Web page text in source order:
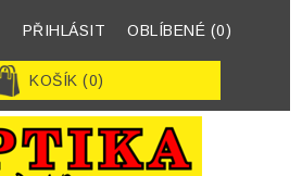
PŘIHLÁSIT OBLÍBENÉ (0)
KOŠÍK (0)